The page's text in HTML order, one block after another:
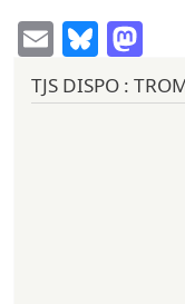
Email
TJS DISPO :